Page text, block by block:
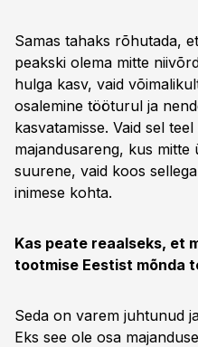
Samas tahaks rõhutada,
peakski olema mitte
hulga kasv, vaid
osalemine tööturul ja
kasvatamisse. Vaid sel
majandusareng, kus mitte
suurene, vaid koos
inimese kohta.
Kas peate reaalseks, et
tootmise Eestist mõnda
Seda on varem juhtunud
Eks see ole osa